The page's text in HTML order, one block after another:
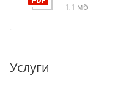
1,1 мб
Услуги